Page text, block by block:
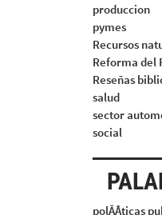
produccion
pymes
Recursos
Reforma del
Reseñas
salud
sector
social
polÃÂticas